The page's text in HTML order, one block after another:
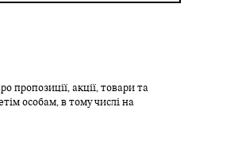
пропозиції, акції, товари та
особам, в тому числі на